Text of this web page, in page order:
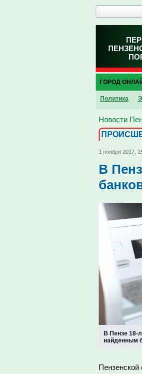
ГОРОД
Политика
Новости
1 ноября 2017,
В
В Пензе 18-
найденным
Пензенской